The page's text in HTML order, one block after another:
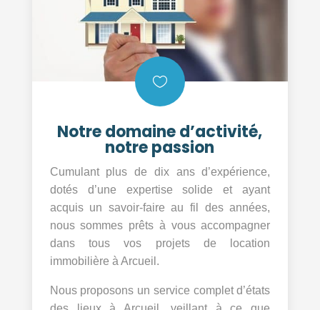

Notre domaine d’activité,
notre passion
Cumulant plus de dix ans d’expérience,
dotés d’une expertise solide et ayant
acquis un savoir-faire au fil des années,
nous sommes prêts à vous accompagner
dans tous vos projets de location
immobilière à Arcueil.
Nous proposons un service complet d’états